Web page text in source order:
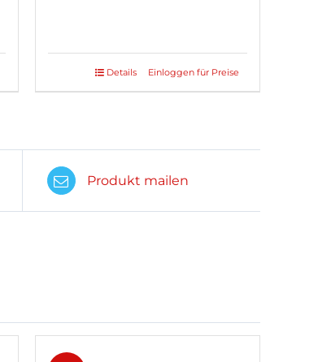
Einloggen für Preise
Details
Produkt mailen